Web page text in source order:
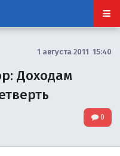
1 августа 2011 15:40
Доходам
0